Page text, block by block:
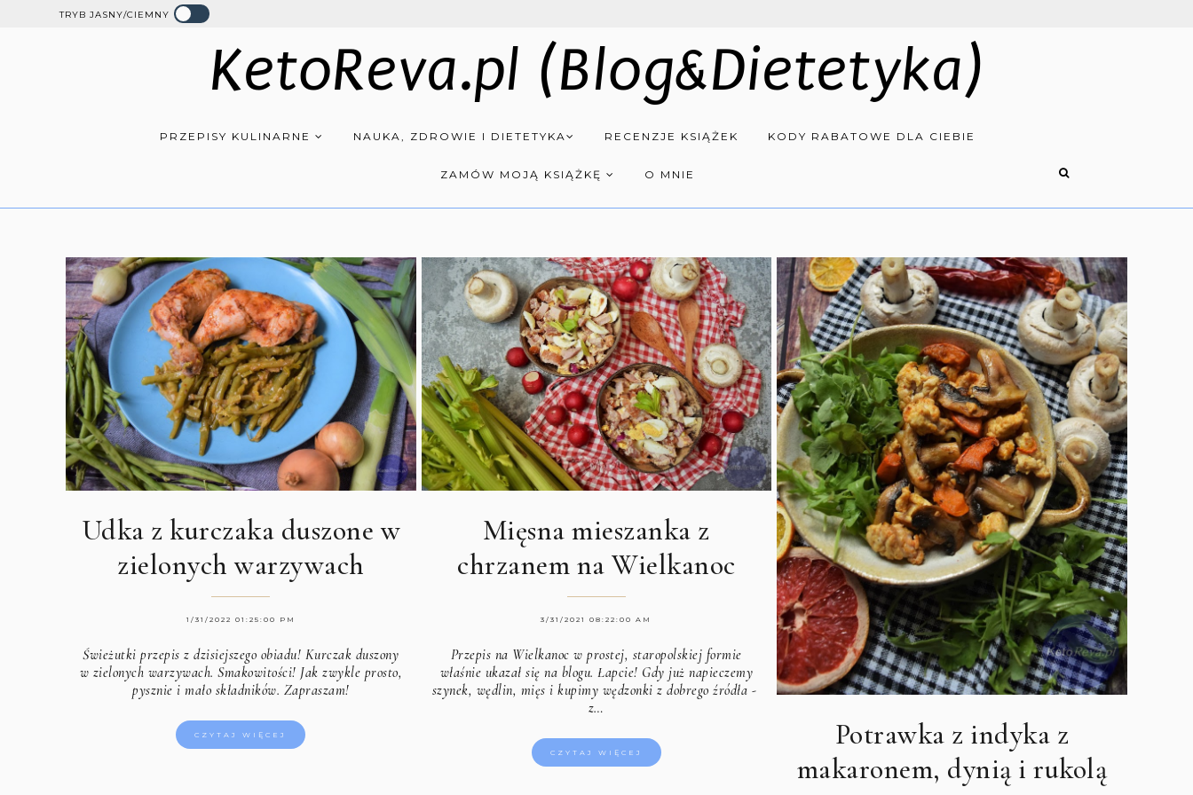
TRYB JASNY/CIEMNY
KetoReva.pl (Blog&Dietetyka)
PRZEPISY KULINARNE NAUKA, ZDROWIE I DIETETYKA RECENZJE KSIĄŻEK KODY RABATOWE DLA CIEBIE
ZAMÓW MOJĄ KSIĄŻKĘ O MNIE
Udka z kurczaka duszone w
zielonych warzywach
1/31/2022 01:25:00 PM
Świeżutki przepis z dzisiejszego obiadu! Kurczak duszony
w zielonych warzywach. Smakowitości! Jak zwykle prosto,
pysznie i mało składników. Zapraszam!
CZYTAJ WIĘCEJ
Mięsna mieszanka z
chrzanem na Wielkanoc
3/31/2021 08:22:00 AM
Przepis na Wielkanoc w prostej, staropolskiej formie
właśnie ukazał się na blogu. Łapcie! Gdy już napieczemy
szynek, wędlin, mięs i kupimy wędzonki z dobrego źródła -
z…
CZYTAJ WIĘCEJ
Potrawka z indyka z
makaronem, dynią i rukolą